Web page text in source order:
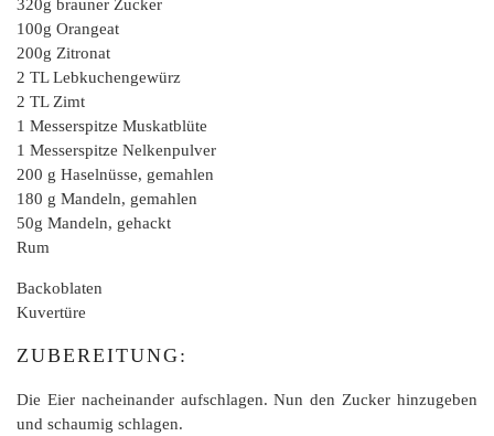
320g brauner Zucker
100g Orangeat
200g Zitronat
2 TL Lebkuchengewürz
2 TL Zimt
1 Messerspitze Muskatblüte
1 Messerspitze Nelkenpulver
200 g Haselnüsse, gemahlen
180 g Mandeln, gemahlen
50g Mandeln, gehackt
Rum
Backoblaten
Kuvertüre
ZUBEREITUNG:
Die Eier nacheinander aufschlagen. Nun den Zucker hinzugeben
und schaumig schlagen.